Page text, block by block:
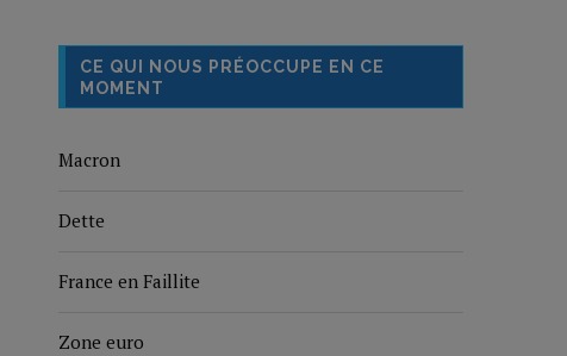
CE QUI NOUS PRÉOCCUPE EN CE
MOMENT
Macron
Dette
France en Faillite
Zone euro